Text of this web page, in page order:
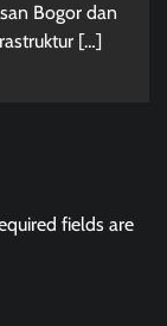
Bogor dan
[…]
fields are